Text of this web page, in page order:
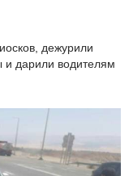
дежурили
дарили водителям